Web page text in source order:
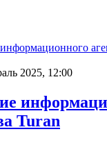
2025, 12:00
Turan